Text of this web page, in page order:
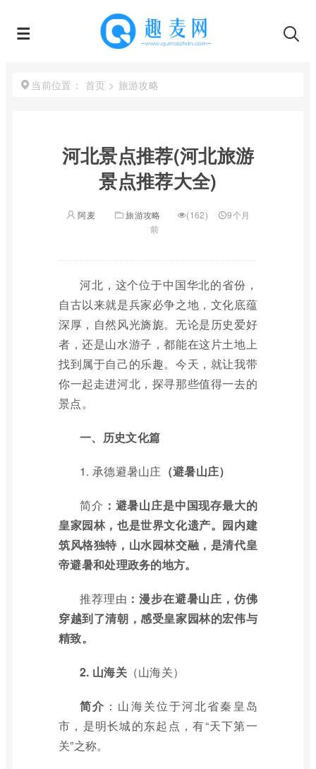
当前位置： 首页 > 旅游攻略
河北景点推荐(河北旅游
景点推荐大全)
阿麦 旅游攻略 (162)
9个月
前
河北，这个位于中国华北的省份，
自古以来就是兵家必争之地，文化底蕴
深厚，自然风光旖旎。无论是历史爱好
者，还是山水游子，都能在这片土地上
找到属于自己的乐趣。今天，就让我带
你一起走进河北，探寻那些值得一去的
景点。
一、历史文化篇
1. 承德避暑山庄 （避暑山庄）
简介 ：避暑山庄是中国现存最大的
皇家园林，也是世界文化遗产。园内建
筑风格独特，山水园林交融，是清代皇
帝避暑和处理政务的地方。
推荐理由 ：漫步在避暑山庄，仿佛
穿越到了清朝，感受皇家园林的宏伟与
精致。
2. 山海关（山海关）
简介 ：山海关位于河北省秦皇岛
市，是明长城的东起点，有“天下第一
关”之称。